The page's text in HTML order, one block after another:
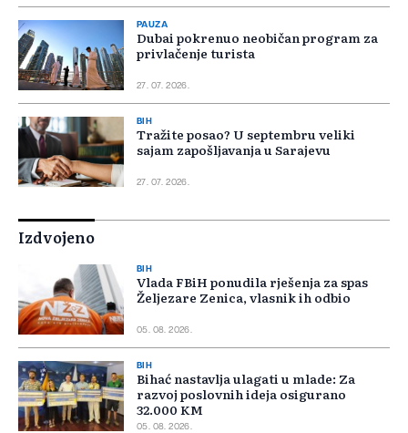
PAUZA
Dubai pokrenuo neobičan program za
privlačenje turista
27. 07. 2026.
BIH
Tražite posao? U septembru veliki
sajam zapošljavanja u Sarajevu
27. 07. 2026.
Izdvojeno
BIH
Vlada FBiH ponudila rješenja za spas
Željezare Zenica, vlasnik ih odbio
05. 08. 2026.
BIH
Bihać nastavlja ulagati u mlade: Za
razvoj poslovnih ideja osigurano
32.000 KM
05. 08. 2026.